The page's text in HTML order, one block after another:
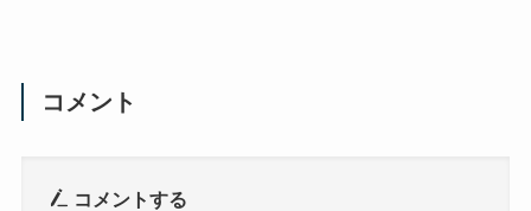
コメント
コメントする